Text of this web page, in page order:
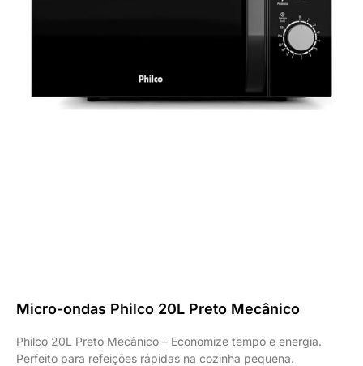
Micro-ondas Philco 20L Preto Mecânico
Philco 20L Preto Mecânico – Economize tempo e energia.
Perfeito para refeições rápidas na cozinha pequena.